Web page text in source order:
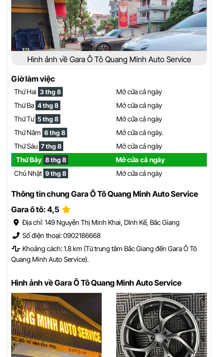
Hình ảnh về Gara Ô Tô Quang Minh Auto Service
Giờ làm việc
Thứ Hai 3 thg 8
Mở cửa cả ngày
Thứ Ba 4 thg 8
Mở cửa cả ngày
Thứ Tư 5 thg 8
Mở cửa cả ngày
Thứ Năm 6 thg 8
Mở cửa cả ngày.
Thứ Sáu 7 thg 8
Mở cửa cả ngày
Thứ Bảy 8 thg 8
Mở cửa cả ngày
Chủ Nhật 9 thg 8 Mở cửa cả ngày
Thông tin chung Gara Ô Tô Quang Minh Auto Service
Gara ô tô: 4,5
Địa chỉ: 149 Nguyễn Thị Minh Khai, Dĩnh Kế, Bắc Giang
Số điện thoại: 0902186668
Khoảng cách: 1.8 km (Từ trung tâm Bắc Giang đến Gara Ô Tô
Quang Minh Auto Service).
Hình ảnh về Gara Ô Tô Quang Minh Auto Service